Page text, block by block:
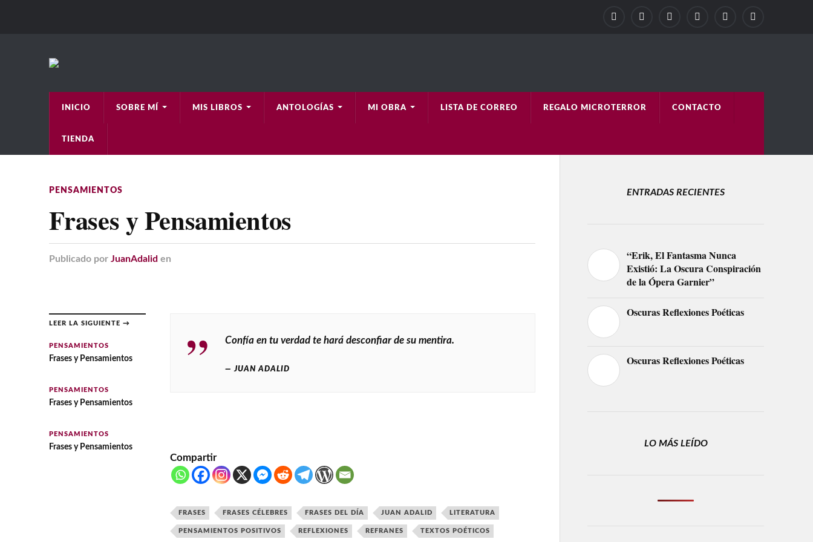
INICIO SOBRE MÍ MIS LIBROS ANTOLOGÍAS MI OBRA LISTA DE CORREO REGALO MICROTERROR CONTACTO
TIENDA
PENSAMIENTOS
Frases y Pensamientos
Publicado por JuanAdalid en
LEER LA SIGUIENTE →
PENSAMIENTOS
Frases y Pensamientos
PENSAMIENTOS
Frases y Pensamientos
PENSAMIENTOS
Frases y Pensamientos
Confía en tu verdad te hará desconfiar de su mentira.
JUAN ADALID
Compartir
FRASES FRASES CÉLEBRES FRASES DEL DÍA JUAN ADALID LITERATURA
PENSAMIENTOS POSITIVOS REFLEXIONES REFRANES TEXTOS POÉTICOS
ENTRADAS RECIENTES
“Erik, El Fantasma Nunca
Existió: La Oscura Conspiración
de la Ópera Garnier”
Oscuras Reflexiones Poéticas
Oscuras Reflexiones Poéticas
LO MÁS LEÍDO